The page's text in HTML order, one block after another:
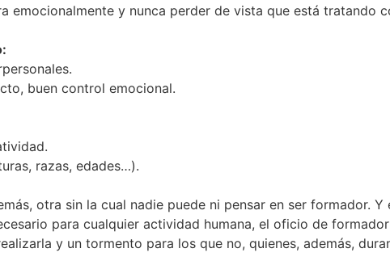
emocionalmente y nunca perder de vista que está tratando
buen control emocional.
razas, edades…).
otra sin la cual nadie puede ni pensar en ser formador.
para cualquier actividad humana, el oficio de
y un tormento para los que no, quienes, además,